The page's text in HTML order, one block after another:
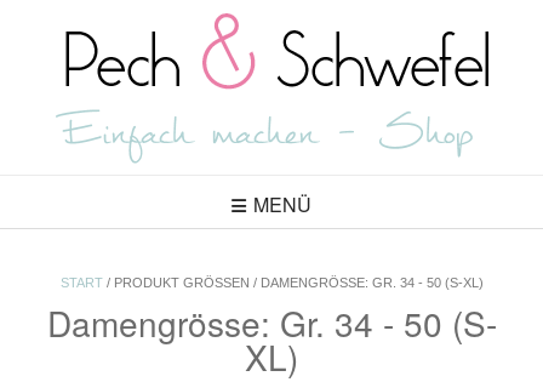
MENÜ
START/ PRODUKT GRÖSSEN / DAMENGRÖSSE: GR. 34 - 50 (S-XL)
Damengrösse: Gr. 34 - 50 (S-
XL)